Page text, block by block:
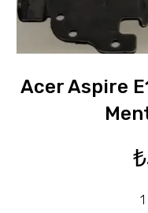
Acer Aspire
₺